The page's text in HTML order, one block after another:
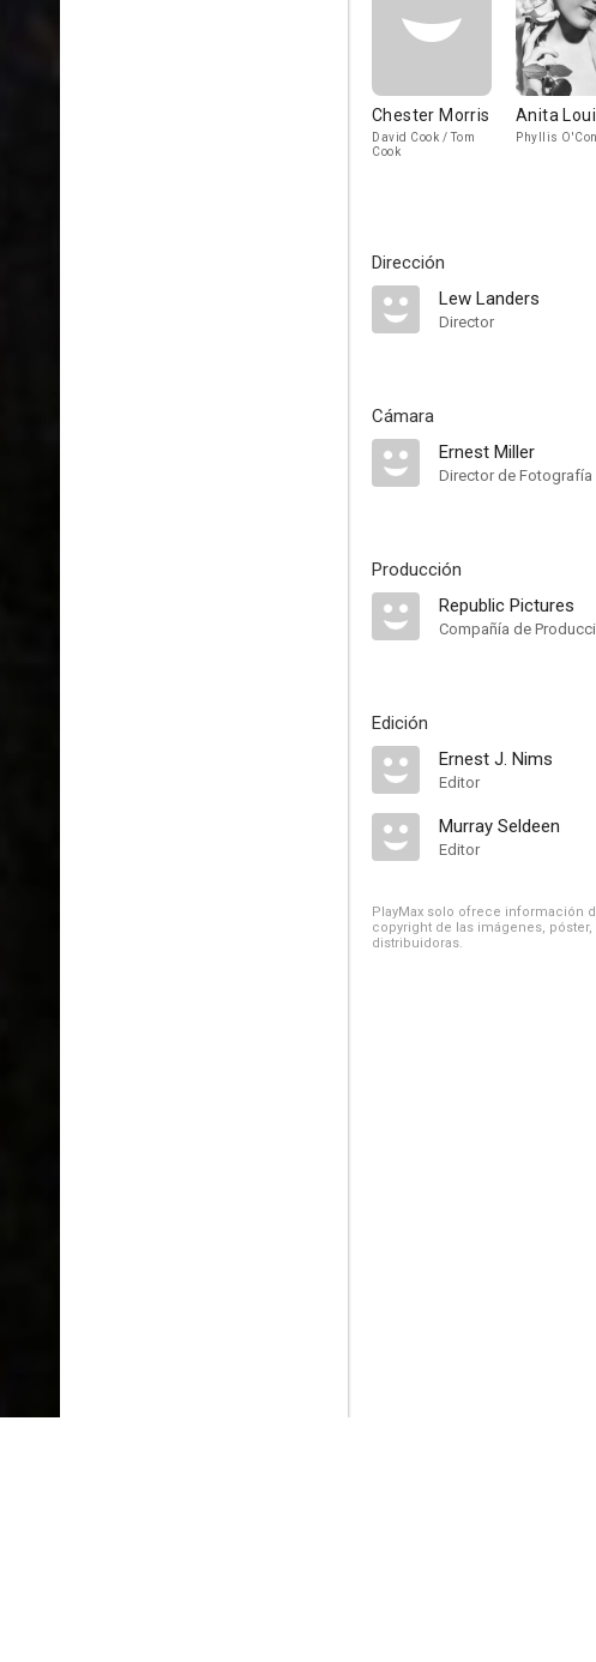
Chester Morris
David Cook / Tom
Cook
Anita
Phyllis
Dirección
Lew Landers
Director
Cámara
Ernest Miller
Director de Fotografía
Producción
Republic Pictures
Compañía de
Edición
Ernest J. Nims
Editor
Murray Seldeen
Editor
PlayMax solo ofrece información
copyright de las imágenes,
distribuidoras.